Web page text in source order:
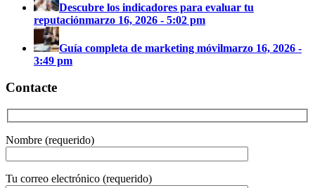
Descubre los indicadores para evaluar tu
reputaciónmarzo 16, 2026 - 5:02 pm
Guía completa de marketing móvilmarzo 16, 2026 -
3:49 pm
Contacte
Nombre (requerido)
Tu correo electrónico (requerido)